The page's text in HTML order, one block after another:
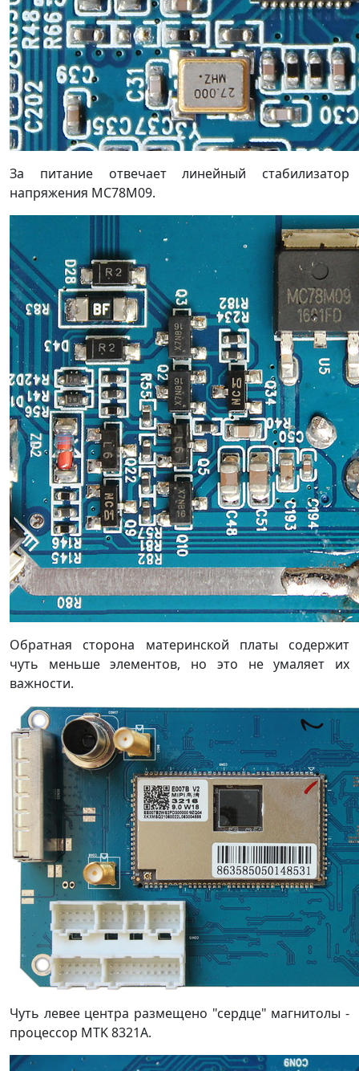
За питание отвечает линейный стабилизатор
напряжения MC78M09.
Обратная сторона материнской платы содержит
чуть меньше элементов, но это не умаляет их
важности.
Чуть левее центра размещено "сердце" магнитолы -
процессор MTK 8321A.